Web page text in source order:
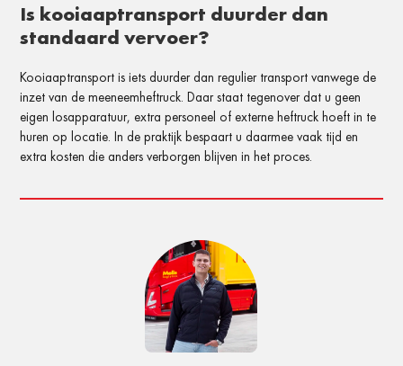
Is kooiaaptransport duurder dan
standaard vervoer?
Kooiaaptransport is iets duurder dan regulier transport vanwege de
inzet van de meeneemheftruck. Daar staat tegenover dat u geen
eigen losapparatuur, extra personeel of externe heftruck hoeft in te
huren op locatie. In de praktijk bespaart u daarmee vaak tijd en
extra kosten die anders verborgen blijven in het proces.